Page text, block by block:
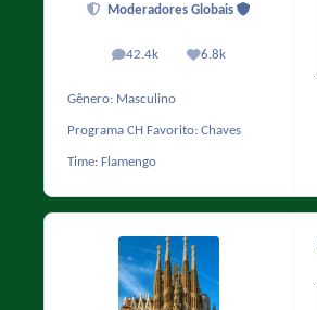
Moderadores Globais
42.4k
posts 6.8k
Reputação
Gênero: Masculino
Programa CH Favorito: Chaves
Time: Flamengo